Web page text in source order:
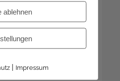
| 9-12 Uhr
| 16-18 Uhr
ablehnen
| Impressum